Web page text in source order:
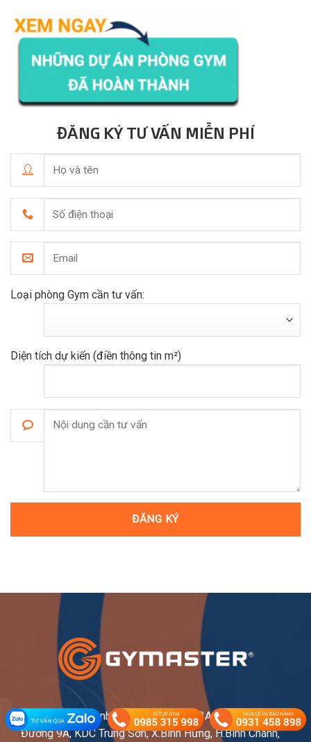
ĐĂNG KÝ TƯ VẤN MIỄN PHÍ
Loại phòng Gym cần tư vấn:
Diện tích dự kiến (điền thông tin m²)
MIỀN NAM: Tòa nhà Gymaster, Số 233A-235-237
Đường 9A, KDC Trung Sơn, X.Bình Hưng, H.Bình Chánh,